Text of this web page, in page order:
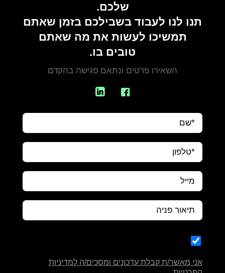
שלכם.
תנו לנו לעבוד בשבילכם בזמן שאתם
תמשיכו לעשות את מה שאתם
טובים בו.
השאירו פרטים ונתאם פגישה בהקדם
אני מאשר/ת קבלת עדכונים ומסכים/ה למדיניות